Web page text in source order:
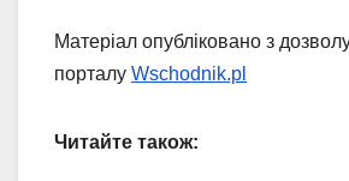
Матеріал опубліковано з
порталу Wschodnik.pl
Читайте також: